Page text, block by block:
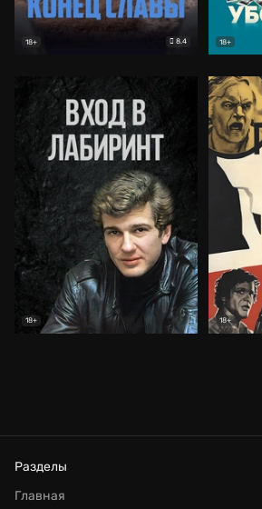
18+ 8.4 18+
18+ 18+
Разделы
Главная